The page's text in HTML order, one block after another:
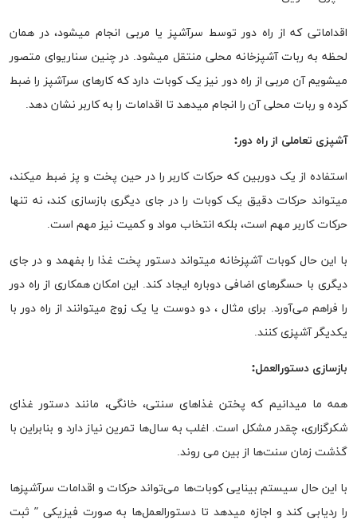
اقداماتی که از راه دور توسط سرآشپز یا مربی انجام میشود، در همان
لحظه به ربات آشپزخانه محلی منتقل میشود. در چنین سناریو‌ای متصور
میشویم آن مربی از راه دور نیز یک کوبات دارد که کار‌های سرآشپز را ضبط
کرده و ربات محلی آن را انجام میدهد تا اقدامات را به کاربر نشان دهد.
آشپزی تعاملی از راه دور:
استفاده از یک دوربین که حرکات کاربر را در حین پخت و پز ضبط میکند،
میتواند حرکات دقیق یک کوبات را در جای دیگری بازسازی کند، نه تنها
حرکات کاربر مهم است، بلکه انتخاب مواد و کمیت نیز مهم است.
با این حال کوبات آشپزخانه میتواند دستور پخت غذا را بفهمد و در جای
دیگری با حسگرهای اضافی دوباره ایجاد کند. این امکان همکاری از راه دور
را فراهم می‌آورد. برای مثال ، دو دوست یا یک زوج میتوانند از راه دور با
یکدیگر آشپزی کنند.
بازسازی دستورالعمل:
همه ما میدانیم که پختن غذا‌های سنتی، خانگی، مانند دستور غذای
شکرگزاری، چقدر مشکل است. اغلب به سال‌ها تمرین نیاز دارد و بنابراین با
گذشت زمان سنت‌ها از بین می روند.
با این حال سیستم بینایی کوبات‌ها می‌تواند حرکات و اقدامات سرآشپز‌ها
را ردیابی کند و اجازه میدهد تا دستورالعمل‌ها به صورت فیزیکی ” ثبت